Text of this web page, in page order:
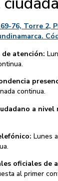
76, Torre 2,
atención:
continua.
a nivel
Lunes
oficiales de
al primer